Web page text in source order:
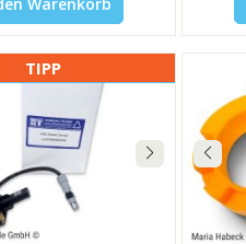
Warenkorb
TIPP